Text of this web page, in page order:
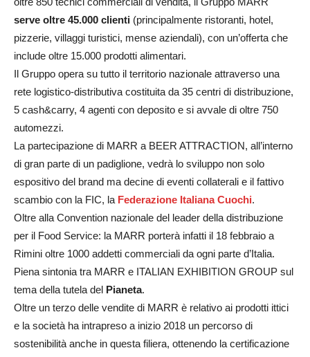
serve oltre 45.000 clienti (principalmente ristoranti, hotel,
pizzerie, villaggi turistici, mense aziendali), con un’offerta che
include oltre 15.000 prodotti alimentari.
Il Gruppo opera su tutto il territorio nazionale attraverso una
rete logistico-distributiva costituita da 35 centri di distribuzione,
5 cash&carry, 4 agenti con deposito e si avvale di oltre 750
automezzi.
La partecipazione di MARR a BEER ATTRACTION, all’interno
di gran parte di un padiglione, vedrà lo sviluppo non solo
espositivo del brand ma decine di eventi collaterali e il fattivo
scambio con la FIC, la Federazione Italiana Cuochi.
Oltre alla Convention nazionale del leader della distribuzione
per il Food Service: la MARR porterà infatti il 18 febbraio a
Rimini oltre 1000 addetti commerciali da ogni parte d’Italia.
Piena sintonia tra MARR e ITALIAN EXHIBITION GROUP sul
tema della tutela del Pianeta.
Oltre un terzo delle vendite di MARR è relativo ai prodotti ittici
e la società ha intrapreso a inizio 2018 un percorso di
sostenibilità anche in questa filiera, ottenendo la certificazione